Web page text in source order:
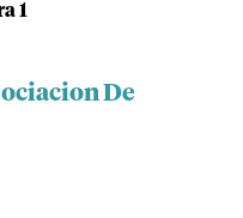
1
De